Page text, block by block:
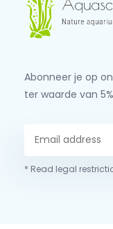
Abonneer je op
ter waarde van
* Read legal